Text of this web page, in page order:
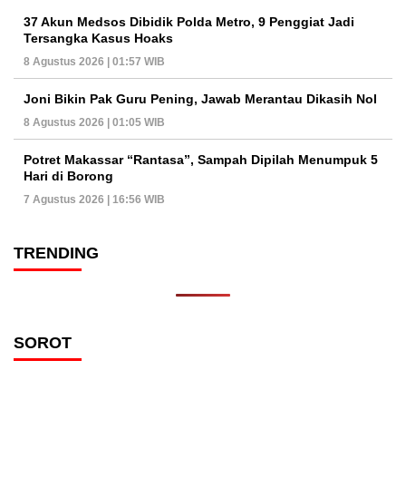
37 Akun Medsos Dibidik Polda Metro, 9 Penggiat Jadi
Tersangka Kasus Hoaks
8 Agustus 2026 | 01:57 WIB
Joni Bikin Pak Guru Pening, Jawab Merantau Dikasih Nol
8 Agustus 2026 | 01:05 WIB
Potret Makassar “Rantasa”, Sampah Dipilah Menumpuk 5
Hari di Borong
7 Agustus 2026 | 16:56 WIB
TRENDING
SOROT